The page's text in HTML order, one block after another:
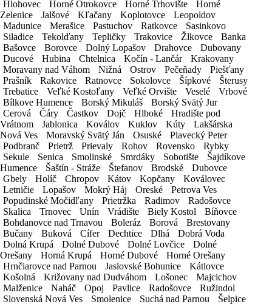
2-3 dni:
94,44€
4-7 dní:
93,50€
8-11 dní:
92,57€
12-14 dní: 91,63€
15-20 dní: 90,70€
21-25 dní: 89,76€
26-30 dní:
88,83€
nad 31 dní: dohodou
*cena za 1 deň prenájmu
*vratná záloha 2000€
*cena je uvedená bez DPH
OBJEDNÁVKOVÝ FORMULÁR
Táto objednávka je nezáväzná. Po jej odoslaní bude schválená
našími pracovníkmi.
Vozidlo
KONTAKTNÉ ÚDAJE
Kontaktná osoba
IČO
Hlohovec
Horné Otrokovce Horné Trhovište
Horné
Zelenice
Jalšové Kľačany Koplotovce
Leopoldov
Madunice
Merašice Pastuchov Ratkovce
Sasinkovo
Siladice
Tekolďany Tepličky Trakovice Žlkovce
Banka
Bašovce
Borovce Dolný Lopašov Drahovce
Dubovany
Ducové
Hubina Chtelnica Kočín - Lančár
Krakovany
Moravany nad Váhom
Nižná Ostrov Pečeňady
Piešťany
Prašník
Rakovice Ratnovce Sokolovce Šípkové
Šterusy
Trebatice
Veľké Kostoľany Veľké Orvište Veselé
Vrbové
Bílkove Humence
Borský Mikuláš
Borský Svätý Jur
Cerová
Čáry Častkov Dojč Hlboké
Hradište pod
Vrátnom
Jablonica Koválov Kuklov Kúty
Lakšárska
Nová Ves
Moravský Svätý Ján Osuské
Plavecký Peter
Podbranč
Prietrž Prievaly Rohov Rovensko
Rybky
Sekule
Senica Smolinské Smrdáky Sobotište
Šajdíkove
Humence
Šaštín - Stráže Štefanov Brodské
Dubovce
Gbely
Holíč Chropov Kátov Kopčany
Koválovec
Letničie
Lopašov Mokrý Háj Oreské
Petrova Ves
Popudinské Močidľany
Prietržka Radimov
Radošovce
Skalica
Trnovec Unín Vrádište Biely Kostol
Bíňovce
Bohdanovce nad Trnavou
Boleráz Borová
Brestovany
Bučany
Buková Cífer Dechtice Dlhá
Dobrá Voda
Dolná Krupá
Dolné Dubové Dolné Lovčice
Dolné
Orešany
Horná Krupá Horné Dubové
Horné Orešany
Hrnčiarovce nad Parnou
Jaslovské Bohunice
Kátlovce
Košolná
Križovany nad Dudváhom Lošonec
Majcichov
Malženice
Naháč Opoj Pavlice Radošovce
Ružindol
Slovenská Nová Ves
Smolenice Suchá nad Parnou
Šelpice
Hlohovec
Horné Otrokovce Horné Trhovište
Horné
Zelenice
Jalšové Kľačany Koplotovce
Leopoldov
Madunice
Merašice Pastuchov Ratkovce
Sasinkovo
Siladice
Tekolďany Tepličky Trakovice Žlkovce
Banka
Bašovce
Borovce Dolný Lopašov Drahovce
Dubovany
Ducové
Hubina Chtelnica Kočín - Lančár
Krakovany
Moravany nad Váhom
Nižná Ostrov Pečeňady
Piešťany
Prašník
Rakovice Ratnovce Sokolovce Šípkové
Šterusy
Trebatice
Veľké Kostoľany Veľké Orvište Veselé
Vrbové
Bílkove Humence
Borský Mikuláš
Borský Svätý Jur
Cerová
Čáry Častkov Dojč Hlboké
Hradište pod
Vrátnom
Jablonica Koválov Kuklov Kúty
Lakšárska
Nová Ves
Moravský Svätý Ján Osuské
Plavecký Peter
Podbranč
Prietrž Prievaly Rohov Rovensko
Rybky
Sekule
Senica Smolinské Smrdáky Sobotište
Šajdíkove
Humence
Šaštín - Stráže Štefanov Brodské
Dubovce
Gbely
Holíč Chropov Kátov Kopčany
Koválovec
Letničie
Lopašov Mokrý Háj Oreské
Petrova Ves
Popudinské Močidľany
Prietržka Radimov
Radošovce
Skalica
Trnovec Unín Vrádište Biely Kostol
Bíňovce
Bohdanovce nad Trnavou
Boleráz Borová
Brestovany
Bučany
Buková Cífer Dechtice Dlhá
Dobrá Voda
Dolná Krupá
Dolné Dubové Dolné Lovčice
Dolné
Orešany
Horná Krupá Horné Dubové
Horné Orešany
Hrnčiarovce nad Parnou
Jaslovské Bohunice
Kátlovce
Košolná
Križovany nad Dudváhom Lošonec
Majcichov
Malženice
Naháč Opoj Pavlice Radošovce
Ružindol
Slovenská Nová Ves
Smolenice Suchá nad Parnou
Šelpice